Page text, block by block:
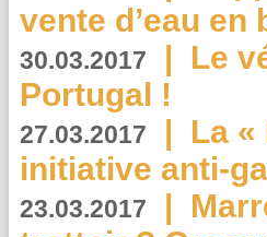
vente d’eau
30.03.2017 | Le
Portugal !
27.03.2017 | La
initiative anti-
23.03.2017 |